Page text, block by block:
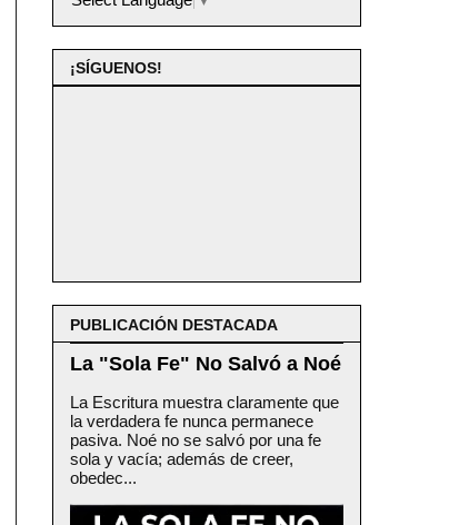
¡SÍGUENOS!
PUBLICACIÓN DESTACADA
La "Sola Fe" No Salvó a Noé
La Escritura muestra claramente que
la verdadera fe nunca permanece
pasiva. Noé no se salvó por una fe
sola y vacía; además de creer,
obedec...